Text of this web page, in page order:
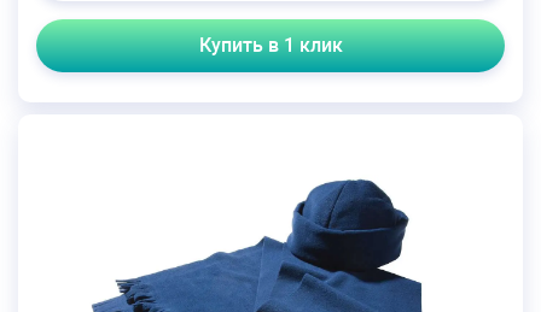
Купить в 1 клик